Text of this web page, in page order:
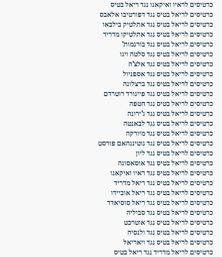
כרטיסים לראיו ואיקאנו נגד ריאל בטיס
כרטיסים לריאל בטיס נגד דפורטיבו אלאבס
כרטיסים לריאל בטיס נגד אתלטיק בילבאו
כרטיסים לריאל בטיס נגד אתלטיקו מדריד
כרטיסים לריאל בטיס נגד בורנמות'
כרטיסים לריאל בטיס נגד סלטה ויגו
כרטיסים לריאל בטיס נגד אלצ'ה
כרטיסים לריאל בטיס נגד אספניול
כרטיסים לריאל בטיס נגד ברצלונה
כרטיסים לריאל בטיס נגד פיינורד רוטרדם
כרטיסים לריאל בטיס נגד חטפה
כרטיסים לריאל בטיס נגד ג'ירונה
כרטיסים לריאל בטיס נגד לבאנטה
כרטיסים לריאל בטיס נגד מיורקה
כרטיסים לריאל בטיס נגד נוטינגהאם פורסט
כרטיסים לריאל בטיס נגד ליון
כרטיסים לריאל בטיס נגד אוסאסונה
כרטיסים לריאל בטיס נגד ראיו ואיקאנו
כרטיסים לריאל בטיס נגד ריאל מדריד
כרטיסים לריאל בטיס נגד ריאל אוביידו
כרטיסים לריאל בטיס נגד ריאל סוסיאדד
כרטיסים לריאל בטיס נגד סביליה
כרטיסים לריאל בטיס נגד אוטרכט
כרטיסים לריאל בטיס נגד ולנסיה
כרטיסים לריאל בטיס נגד ויאריאל
כרטיסים לריאל מדריד נגד ריאל בטיס